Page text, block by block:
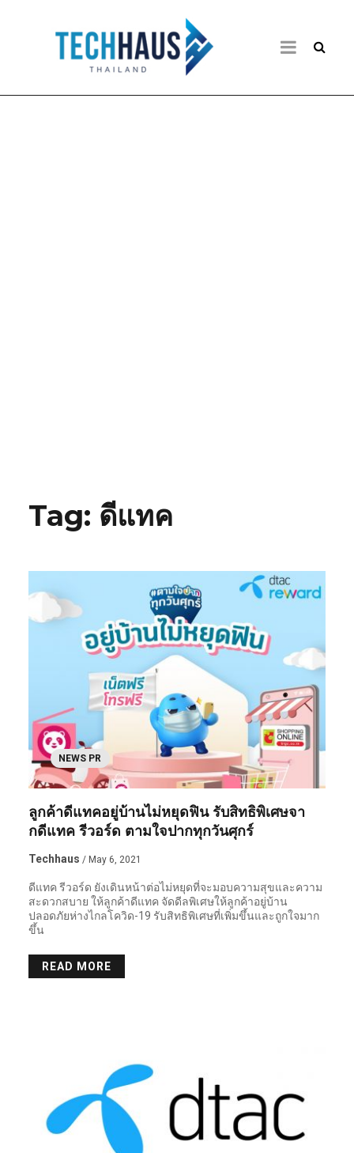
Tag: ดีแทค
NEWS PR
ลูกค้าดีแทคอยู่บ้านไม่หยุดฟิน รับสิทธิพิเศษจา
กดีแทค รีวอร์ด ตามใจปากทุกวันศุกร์
Techhaus / May 6, 2021
ดีแทค รีวอร์ด ยังเดินหน้าต่อไม่หยุดที่จะมอบความสุขและความ
สะดวกสบาย ให้ลูกค้าดีแทค จัดดีลพิเศษให้ลูกค้าอยู่บ้าน
ปลอดภัยห่างไกลโควิด-19 รับสิทธิพิเศษที่เพิ่มขึ้นและถูกใจมาก
ขึ้น
READ MORE